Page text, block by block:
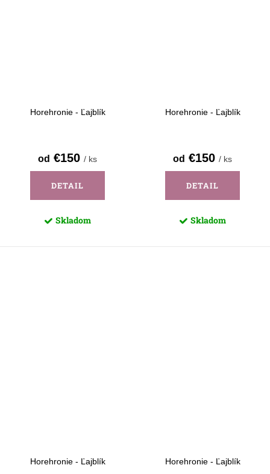
Horehronie - Ľajblík
od €150 / ks
DETAIL
Skladom
Horehronie - Ľajblík
od €150 / ks
DETAIL
Skladom
Horehronie - Ľajblík Horehronie - Ľajblík